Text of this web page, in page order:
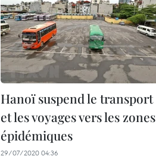
Hanoï suspend le transport
et les voyages vers les zones
épidémiques
29/07/2020 04:36